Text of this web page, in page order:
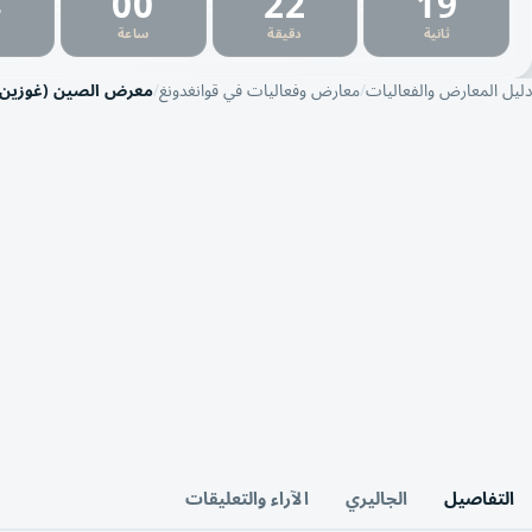
ساعة دقيقة ثانية
دليل المعارض والفعالياتمعارض وفعاليات في قوانغدونغمعرض الصين (غوزين)
التفاصيل الجاليري الآراء والتعليقات